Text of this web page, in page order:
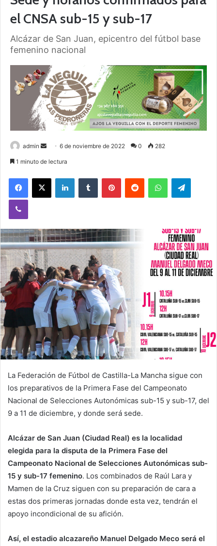
el CNSA sub-15 y sub-17
Alcázar de San Juan, epicentro del fútbol base
femenino nacional
admin
e
m
a
i
l
6 de noviembre de 2022 0 282
1 minuto de lectura
La Federación de Fútbol de Castilla-La Mancha sigue con
los preparativos de la Primera Fase del Campeonato
Nacional de Selecciones Autonómicas sub-15 y sub-17, del
9 a 11 de diciembre, y donde será sede.
Alcázar de San Juan (Ciudad Real) es la localidad
elegida para la disputa de la Primera Fase del
Campeonato Nacional de Selecciones Autonómicas sub-
15 y sub-17 femenino. Los combinados de Raúl Lara y
Mamen de la Cruz siguen con su preparación de cara a
estas dos primeras jornadas donde esta vez, tendrán el
apoyo incondicional de su afición.
Así, el estadio alcazareño Manuel Delgado Meco será el